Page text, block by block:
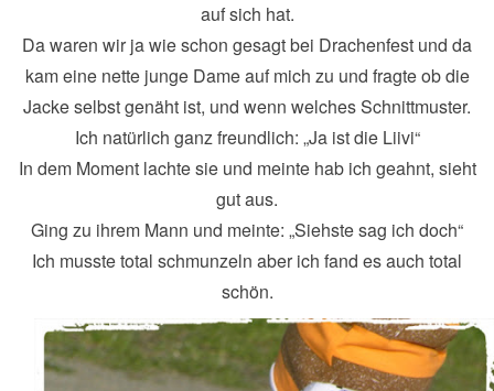
auf sich hat.
Da waren wir ja wie schon gesagt bei Drachenfest und da
kam eine nette junge Dame auf mich zu und fragte ob die
Jacke selbst genäht ist, und wenn welches Schnittmuster.
Ich natürlich ganz freundlich: „Ja ist die Liivi“
In dem Moment lachte sie und meinte hab ich geahnt, sieht
gut aus.
Ging zu ihrem Mann und meinte: „Siehste sag ich doch“
Ich musste total schmunzeln aber ich fand es auch total
schön.